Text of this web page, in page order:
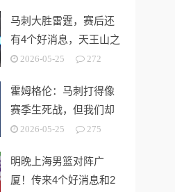
马刺大胜雷霆，赛后还
有4个好消息，天王山之
战奥利尼克要来了
2026-05-25 272
霍姆格伦：马刺打得像
赛季生死战，但我们却
没找到赢球的办法
2026-05-25 275
明晚上海男篮对阵广
厦！传来4个好消息和2